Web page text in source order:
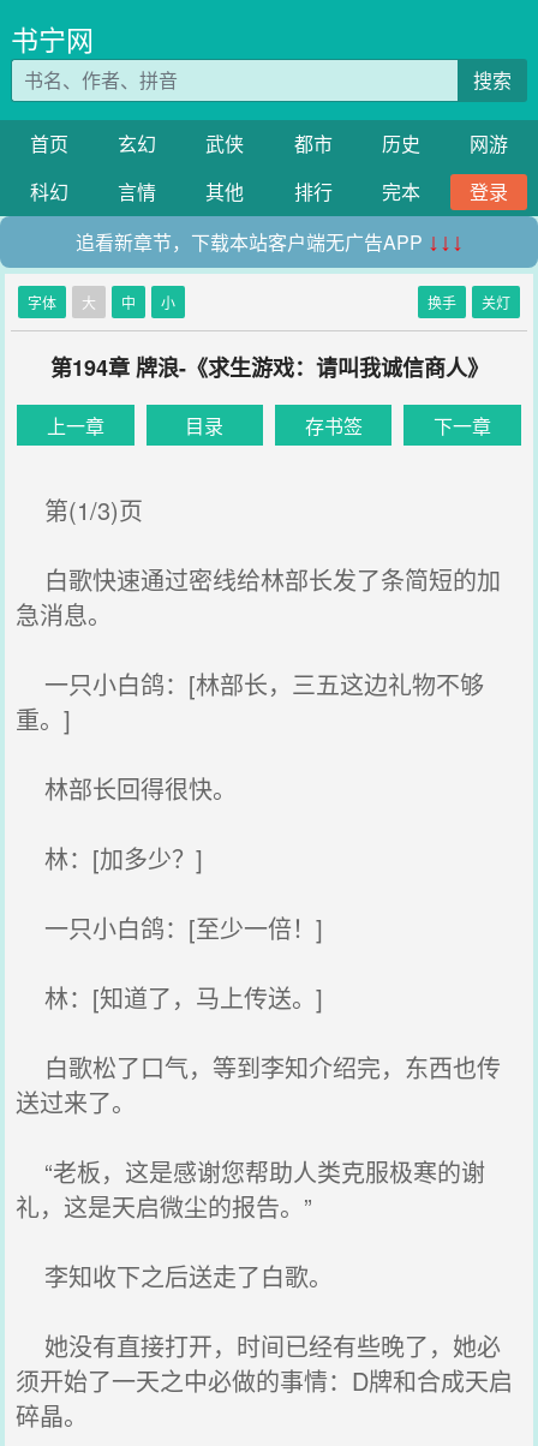
书宁网
搜索
首页 玄幻 武侠 都市 历史
网游
科幻
言情 其他 排行 完本
登录
追看新章节，下载本站客户端无广告APP ↓↓↓
字体 大 中 小 换手 关灯
第194章 牌浪-《求生游戏：请叫我诚信商人》
上一章 目录 存书签 下一章
第(1/3)页
白歌快速通过密线给林部长发了条简短的加
急消息。
一只小白鸽：[林部长，三五这边礼物不够
重。]
林部长回得很快。
林：[加多少？]
一只小白鸽：[至少一倍！]
林：[知道了，马上传送。]
白歌松了口气，等到李知介绍完，东西也传
送过来了。
“老板，这是感谢您帮助人类克服极寒的谢
礼，这是天启微尘的报告。”
李知收下之后送走了白歌。
她没有直接打开，时间已经有些晚了，她必
须开始了一天之中必做的事情：D牌和合成天启
碎晶。